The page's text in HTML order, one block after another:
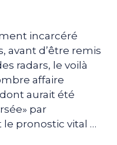
incarcéré
avant d’être remis
radars, le voilà
affaire
aurait été
par
pronostic vital …